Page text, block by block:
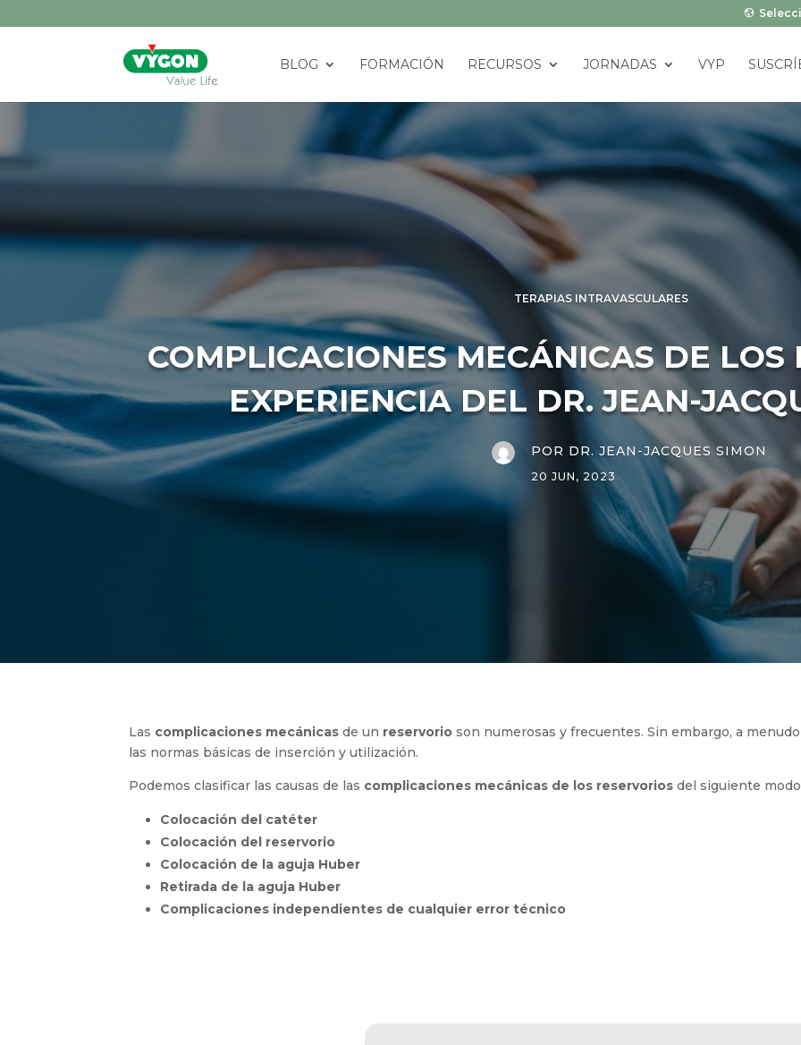
BLOG FORMACIÓN RECURSOS JORNADAS VYP
TERAPIAS INTRAVASCULARES
COMPLICACIONES MECÁNICAS DE LOS
EXPERIENCIA DEL DR. JEAN-
PORDR. JEAN-JACQUES SIMON
20 JUN, 2023
Las complicaciones mecánicas de un reservorio son numerosas y frecuentes. Sin embargo, a
las normas básicas de inserción y utilización.
Podemos clasificar las causas de lascomplicaciones mecánicas de los reservoriosdel siguiente
Colocación del catéter
Colocación del reservorio
Colocación de la aguja Huber
Retirada de la aguja Huber
Complicaciones independientes de cualquier error técnico